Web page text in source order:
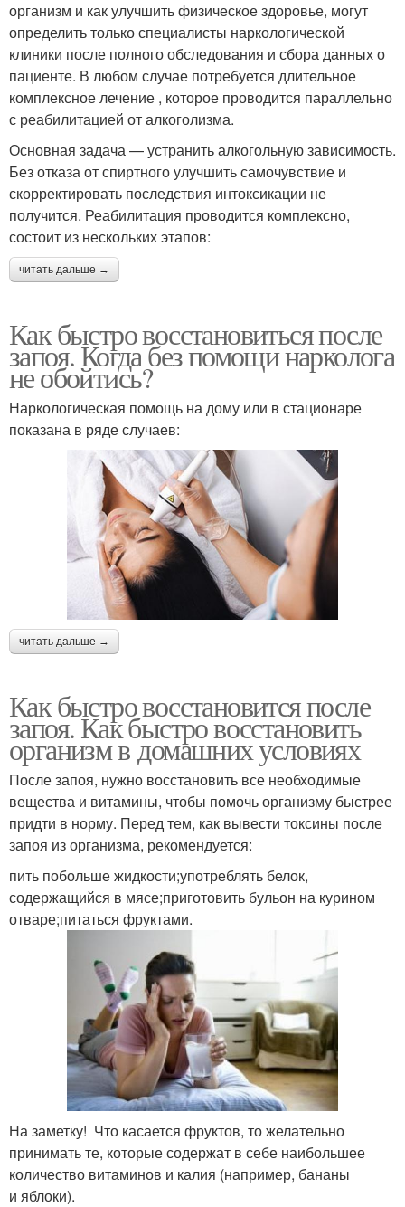
организм и как улучшить физическое здоровье, могут
определить только специалисты наркологической
клиники после полного обследования и сбора данных о
пациенте. В любом случае потребуется длительное
комплексное лечение , которое проводится параллельно
с реабилитацией от алкоголизма.
Основная задача — устранить алкогольную зависимость.
Без отказа от спиртного улучшить самочувствие и
скорректировать последствия интоксикации не
получится. Реабилитация проводится комплексно,
состоит из нескольких этапов:
читать дальше →
Как быстро восстановиться после
запоя. Когда без помощи нарколога
не обойтись?
Наркологическая помощь на дому или в стационаре
показана в ряде случаев:
читать дальше →
Как быстро восстановится после
запоя. Как быстро восстановить
организм в домашних условиях
После запоя, нужно восстановить все необходимые
вещества и витамины, чтобы помочь организму быстрее
придти в норму. Перед тем, как вывести токсины после
запоя из организма, рекомендуется:
пить побольше жидкости;употреблять белок,
содержащийся в мясе;приготовить бульон на курином
отваре;питаться фруктами.
На заметку! Что касается фруктов, то желательно
принимать те, которые содержат в себе наибольшее
количество витаминов и калия (например, бананы
и яблоки).